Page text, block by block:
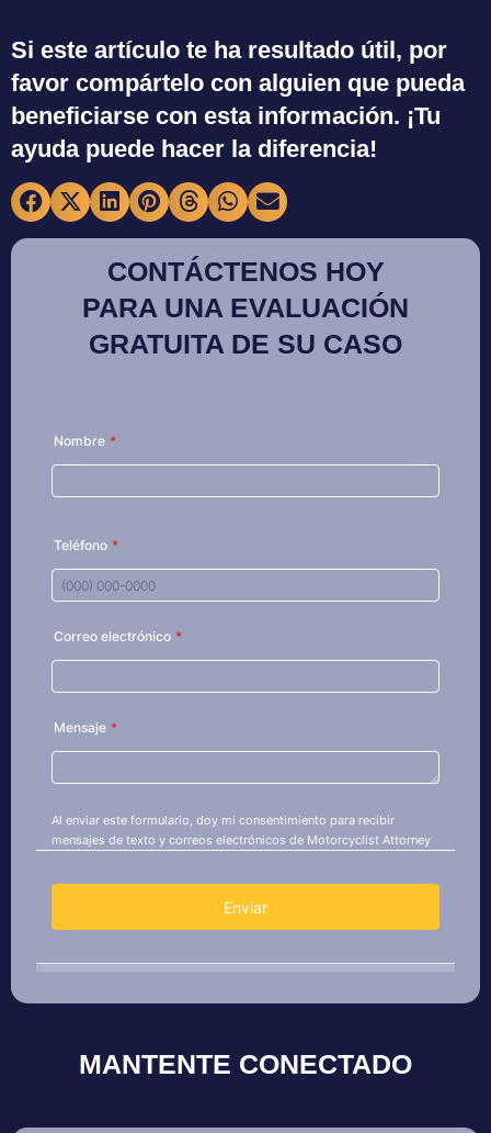
Si este artículo te ha resultado útil, por
favor compártelo con alguien que pueda
beneficiarse con esta información. ¡Tu
ayuda puede hacer la diferencia!
CONTÁCTENOS HOY
PARA UNA EVALUACIÓN
GRATUITA DE SU CASO
MANTENTE CONECTADO